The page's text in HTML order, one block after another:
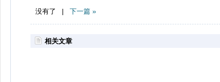
没有了 | 下一篇 »
相关文章